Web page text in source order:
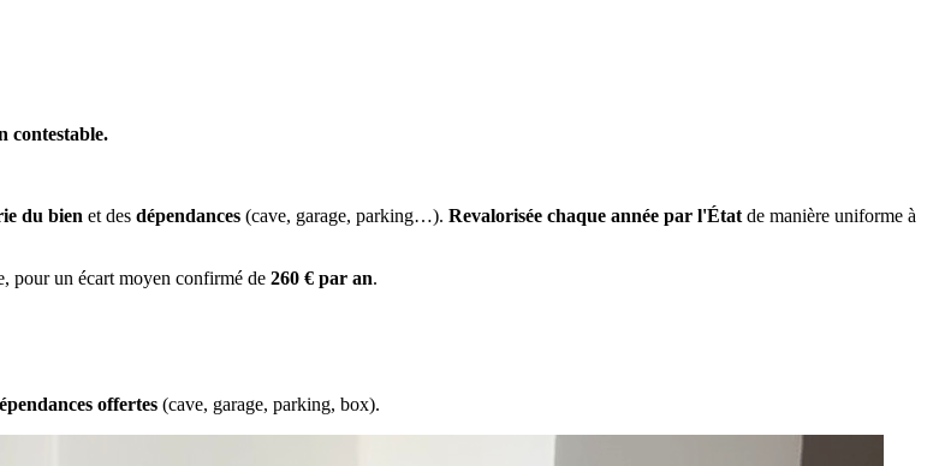
contestable.
du bien et des dépendances (cave, garage, parking…). Revalorisée chaque année par l'État de manière uniforme à
pour un écart moyen confirmé de 260 € par an.
offertes (cave, garage, parking, box).